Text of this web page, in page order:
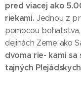
pred viacej ako
riekami. Jednou z
pomocou
dejinách Zeme ako
dvoma rie- kami
tajných